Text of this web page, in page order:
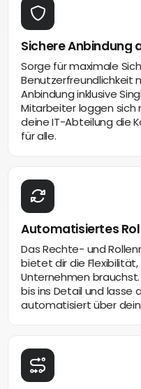
Sichere Anbindung
Sorge für maximale
Benutzerfreundlichkeit
Anbindung inklusive
Mitarbeiter loggen sich
deine IT-Abteilung die
für alle.
Automatisiertes
Das Rechte- und
bietet dir die
Unternehmen
bis ins Detail und lasse
automatisiert über